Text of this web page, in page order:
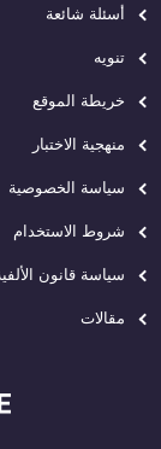
أسئلة شائعة
تنويه
خريطة الموقع
منهجية الاختبار
سياسة الخصوصية
شروط الاستخدام
سياسة قانون
مقالات